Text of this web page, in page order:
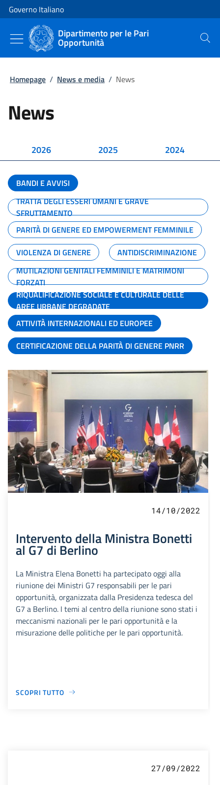
Vai al contenuto
Vai alla navigazione del sito
Governo Italiano
Dipartimento per le Pari
Opportunità Cerca
Homepage / News e media / News
News
2026 2025 2024
BANDI E AVVISI
TRATTA DEGLI ESSERI UMANI E GRAVE
SFRUTTAMENTO
PARITÀ DI GENERE ED EMPOWERMENT FEMMINILE
VIOLENZA DI GENERE
ANTIDISCRIMINAZIONE
MUTILAZIONI GENITALI FEMMINILI E MATRIMONI
FORZATI
RIQUALIFICAZIONE SOCIALE E CULTURALE DELLE
AREE URBANE DEGRADATE
ATTIVITÀ INTERNAZIONALI ED EUROPEE
CERTIFICAZIONE DELLA PARITÀ DI GENERE PNRR
14/10/2022
Intervento della Ministra Bonetti
al G7 di Berlino
La Ministra Elena Bonetti ha partecipato oggi alla
riunione dei Ministri G7 responsabili per le pari
opportunità, organizzata dalla Presidenza tedesca del
G7 a Berlino. I temi al centro della riunione sono stati i
meccanismi nazionali per le pari opportunità e la
misurazione delle politiche per le pari opportunità.
SCOPRI TUTTO
27/09/2022